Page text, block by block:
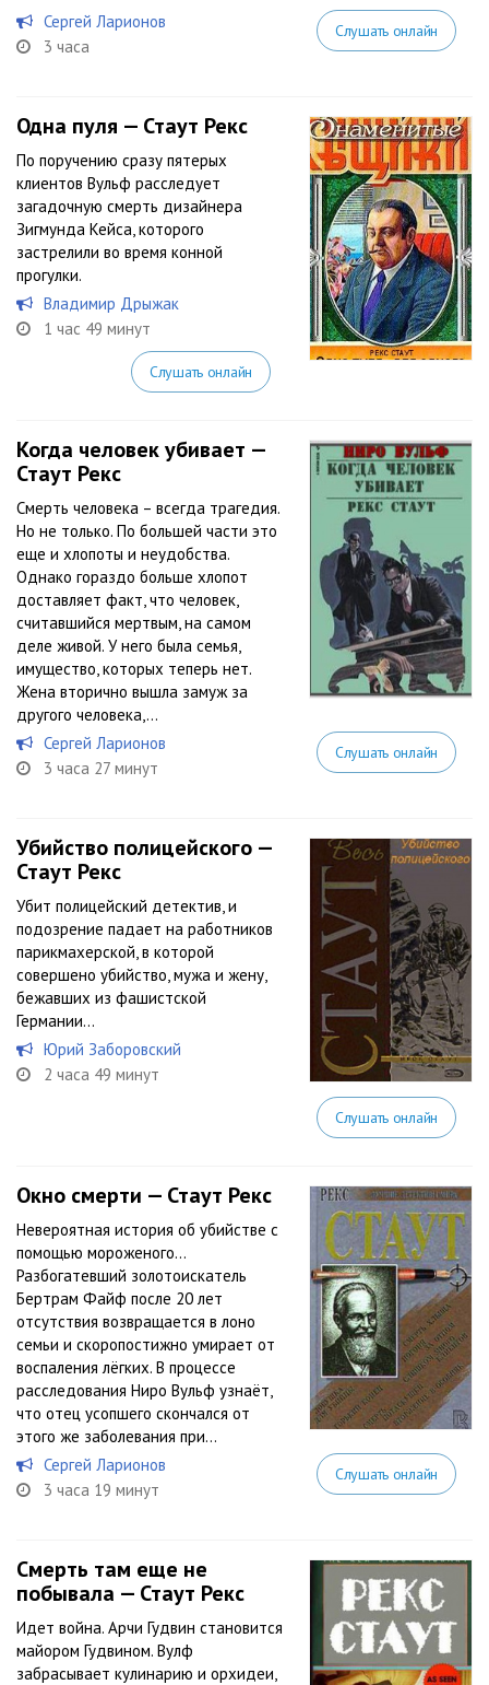
Сергей Ларионов
3 часа
Слушать онлайн
Одна пуля — Стаут Рекс
По поручению сразу пятерых
клиентов Вульф расследует
загадочную смерть дизайнера
Зигмунда Кейса, которого
застрелили во время конной
прогулки.
Владимир Дрыжак
1 час 49 минут
Слушать онлайн
Когда человек убивает —
Стаут Рекс
Смерть человека – всегда трагедия.
Но не только. По большей части это
еще и хлопоты и неудобства.
Однако гораздо больше хлопот
доставляет факт, что человек,
считавшийся мертвым, на самом
деле живой. У него была семья,
имущество, которых теперь нет.
Жена вторично вышла замуж за
другого человека,...
Сергей Ларионов
3 часа 27 минут
Слушать онлайн
Убийство полицейского —
Стаут Рекс
Убит полицейский детектив, и
подозрение падает на работников
парикмахерской, в которой
совершено убийство, мужа и жену,
бежавших из фашистской
Германии…
Юрий Заборовский
2 часа 49 минут
Слушать онлайн
Окно смерти — Стаут Рекс
Невероятная история об убийстве с
помощью мороженого…
Разбогатевший золотоискатель
Бертрам Файф после 20 лет
отсутствия возвращается в лоно
семьи и скоропостижно умирает от
воспаления лёгких. В процессе
расследования Ниро Вульф узнаёт,
что отец усопшего скончался от
этого же заболевания при...
Сергей Ларионов
3 часа 19 минут
Слушать онлайн
Смерть там еще не
побывала — Стаут Рекс
Идет война. Арчи Гудвин становится
майором Гудвином. Вулф
забрасывает кулинарию и орхидеи,